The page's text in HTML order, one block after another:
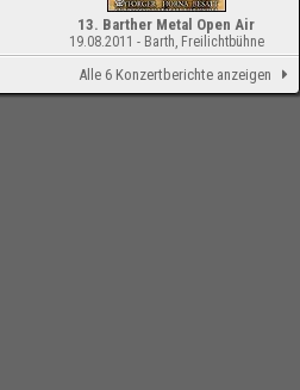
13. Barther Metal Open Air
19.08.2011 - Barth, Freilichtbühne
Alle 6 Konzertberichte anzeigen